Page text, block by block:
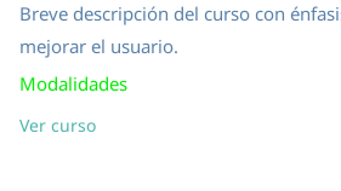
Breve descripción del curso con
mejorar el usuario.
Modalidades
Ver curso